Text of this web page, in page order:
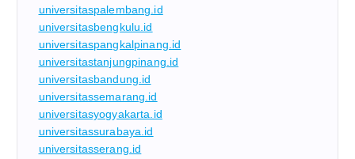
universitaspalembang.id
universitasbengkulu.id
universitaspangkalpinang.id
universitastanjungpinang.id
universitasbandung.id
universitassemarang.id
universitasyogyakarta.id
universitassurabaya.id
universitasserang.id